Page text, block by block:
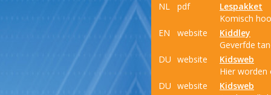
NL
pdf
Lespakket
Komisch
EN
website
Kiddley
Geverfde
DU website
Kidsweb
Hier worden
DU website
Kidsweb